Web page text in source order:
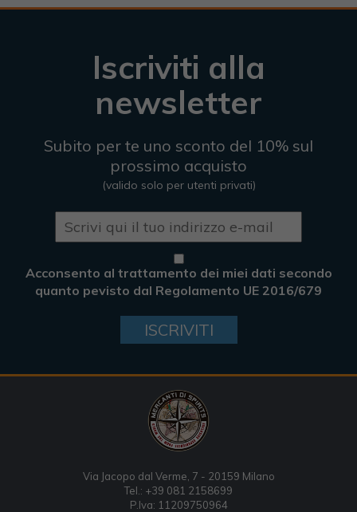
Iscriviti alla
newsletter
Subito per te uno sconto del 10% sul
prossimo acquisto
(valido solo per utenti privati)
Acconsento al trattamento dei miei dati secondo
quanto pevisto dal Regolamento UE 2016/679
ISCRIVITI
Via Jacopo dal Verme, 7 - 20159 Milano
Tel.: +39 081 2158699
P.Iva: 11209750964